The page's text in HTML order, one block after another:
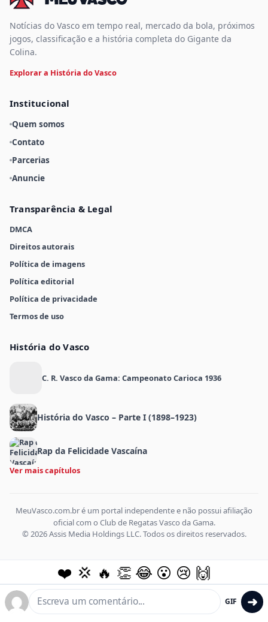
Notícias do Vasco em tempo real, mercado da bola, próximos
jogos, classificação e a história completa do Gigante da
Colina.
Explorar a História do Vasco
Institucional
Quem somos
Contato
Parcerias
Anuncie
Transparência & Legal
DMCA
Direitos autorais
Política de imagens
Política editorial
Política de privacidade
Termos de uso
História do Vasco
C. R. Vasco da Gama: Campeonato Carioca 1936
História do Vasco – Parte I (1898–1923)
Rap da Felicidade Vascaína
Ver mais capítulos
MeuVasco.com.br é um portal independente e não possui afiliação
oficial com o Club de Regatas Vasco da Gama.
© 2026 Assis Media Holdings LLC. Todos os direitos reservados.
GIF ➜
❤️ 💢 🔥 👏 😂 😮 😢 🙌